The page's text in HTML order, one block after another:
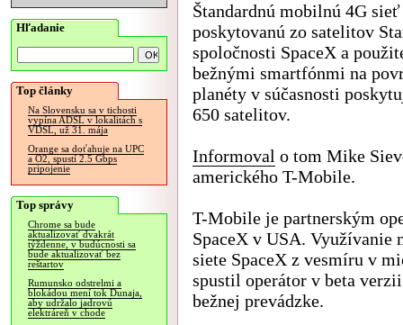
Hľadanie
Top články
Na Slovensku sa v tichosti
vypína ADSL v lokalitách s
VDSL, už 31. mája
Orange sa doťahuje na UPC
a O2, spustí 2.5 Gbps
pripojenie
Top správy
Chrome sa bude
aktualizovať dvakrát
týždenne, v budúcnosti sa
bude aktualizovať bez
reštartov
Rumunsko odstrelmi a
blokádou mení tok Dunaja,
aby udržalo jadrovú
elektráreň v chode
Štandardnú mobilnú 4G sieť
poskytovanú zo satelitov
spoločnosti SpaceX a
bežnými smartfónmi na
planéty v súčasnosti
650 satelitov.
Informoval o tom Mike
amerického T-Mobile.
T-Mobile je partnerským
SpaceX v USA. Využívanie
siete SpaceX z vesmíru v
spustil operátor v beta
bežnej prevádzke.